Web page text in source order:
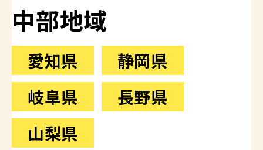
中部地域
愛知県
静岡県
岐阜県
長野県
山梨県